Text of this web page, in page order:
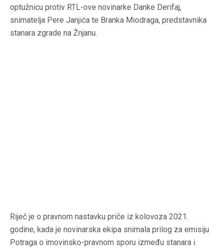
optužnicu protiv RTL-ove novinarke Danke Derifaj,
snimatelja Pere Janjića te Branka Miodraga, predstavnika
stanara zgrade na Žnjanu.
Riječ je o pravnom nastavku priče iz kolovoza 2021.
godine, kada je novinarska ekipa snimala prilog za emisiju
Potraga o imovinsko-pravnom sporu između stanara i